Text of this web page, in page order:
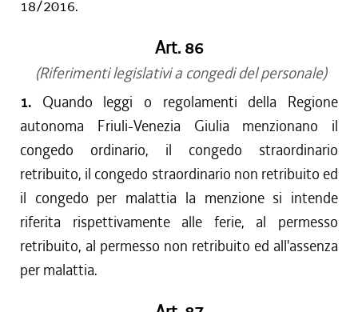
18/2016.
Art. 86
(Riferimenti legislativi a congedi del personale)
1. Quando leggi o regolamenti della Regione
autonoma Friuli-Venezia Giulia menzionano il
congedo ordinario, il congedo straordinario
retribuito, il congedo straordinario non retribuito ed
il congedo per malattia la menzione si intende
riferita rispettivamente alle ferie, al permesso
retribuito, al permesso non retribuito ed all'assenza
per malattia.